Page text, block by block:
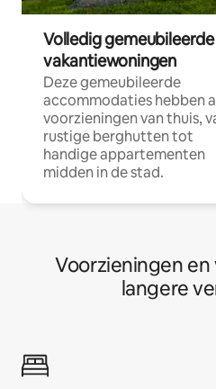
Volledig gemeubileerde
vakantiewoningen
Deze gemeubileerde
accommodaties hebben
voorzieningen van thuis,
rustige berghutten tot
handige appartementen
midden in de stad.
Voorzieningen
langere